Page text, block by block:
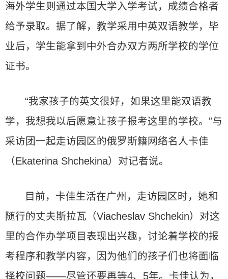
海外学生则通过本国大学入学考试，成绩合格者
给予录取。据了解，教学采用中英双语教学，毕
业后，学生能拿到中外合办双方两所学校的学位
证书。
“我家孩子的英文很好，如果这里能双语教
学，我想我以后愿意让孩子报考这里的学校。”与
采访团一起走访园区的俄罗斯籍网络名人卡佳
（Ekaterina Shchekina）对记者说。
目前，卡佳生活在广州，走访园区时，她和
随行的丈夫斯拉瓦（Viacheslav Shchekin）对这
里的合作办学项目表现出兴趣，讨论着学校的报
考程序和教学内容，因为他们的孩子们也将面临
择校问题——尽管还要再等4、5年。卡佳认为，